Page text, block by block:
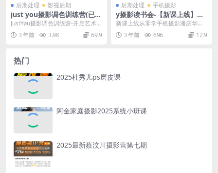
后期处理 影视后期
just you摄影调色训练营(已加
密}
JustYøu摄影调色训练营-开启艺术调
色新篇章！ 5大系统共60节课, 从初
级...3 年前 3.9K 69.9
后期处理 手机摄影
y摄影读书会-【新课上线】从
零学手机摄影潘庆华老师主讲
新课上线从零学手机摄影潘庆华老
师主讲
3 年前 696 12.9
热门
2025杜秀儿ps磨皮课
阿金家庭摄影2025系统小班课
2025最新蔡汶川摄影营第七期